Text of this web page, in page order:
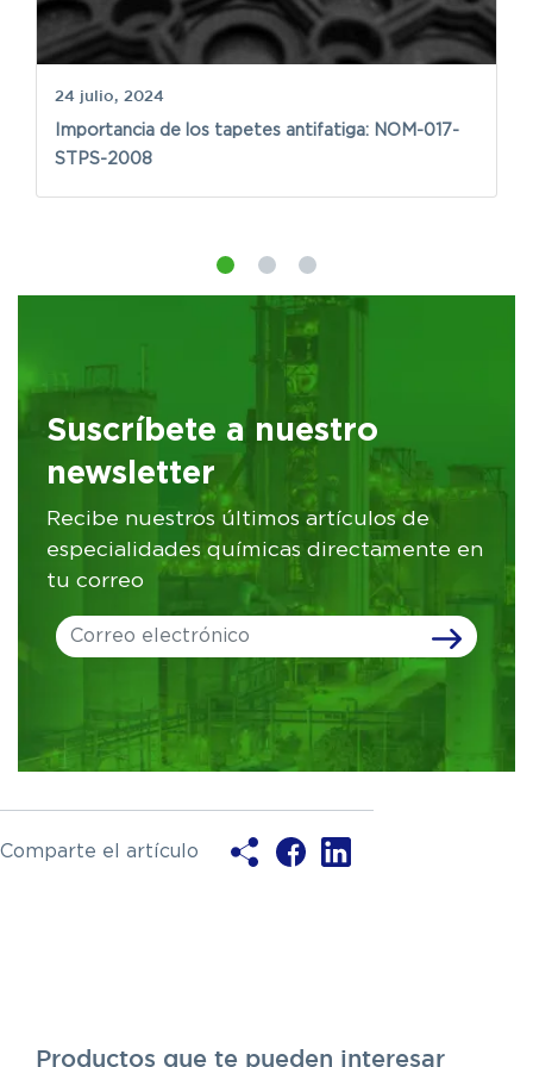
24 julio, 2024
Importancia de los tapetes antifatiga: NOM-017-
STPS-2008
Suscríbete a nuestro
newsletter
Recibe nuestros últimos artículos de
especialidades químicas directamente en
tu correo
Leave
this
Comparte el artículo
Productos que te pueden interesar